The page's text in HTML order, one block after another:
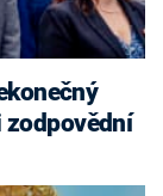
zodpovědní